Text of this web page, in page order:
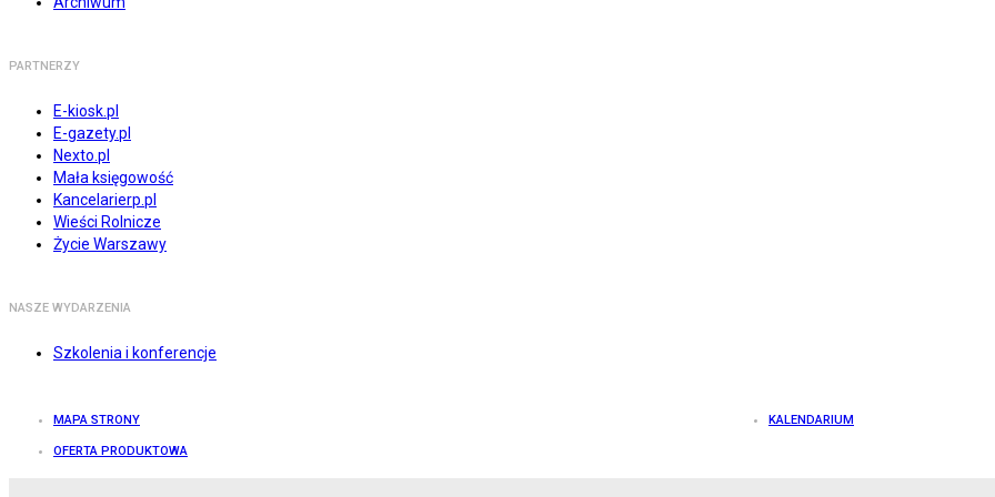
PARTNERZY
E-kiosk.pl
E-gazety.pl
Nexto.pl
Mała księgowość
Kancelarierp.pl
Wieści Rolnicze
Życie Warszawy
NASZE WYDARZENIA
Szkolenia i konferencje
MAPA STRONY KALENDARIUM
OFERTA PRODUKTOWA